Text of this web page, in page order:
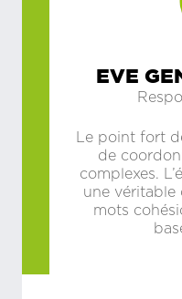
EVE
Le point fort
de
complexes.
une véritable
mots